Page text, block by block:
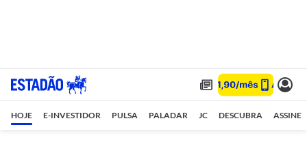
HOJE E-INVESTIDOR PULSA PALADAR JC DESCUBRA ASSINE